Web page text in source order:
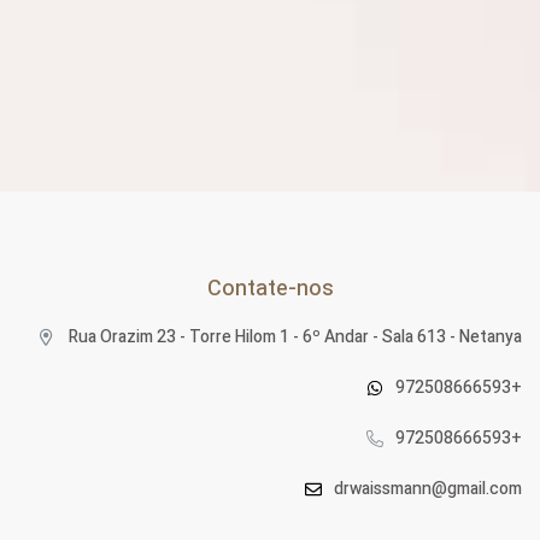
Contate-nos
Rua Orazim 23 - Torre Hilom 1 - 6º Andar - Sala 613 - Netanya
972508666593+
972508666593+
drwaissmann@gmail.com